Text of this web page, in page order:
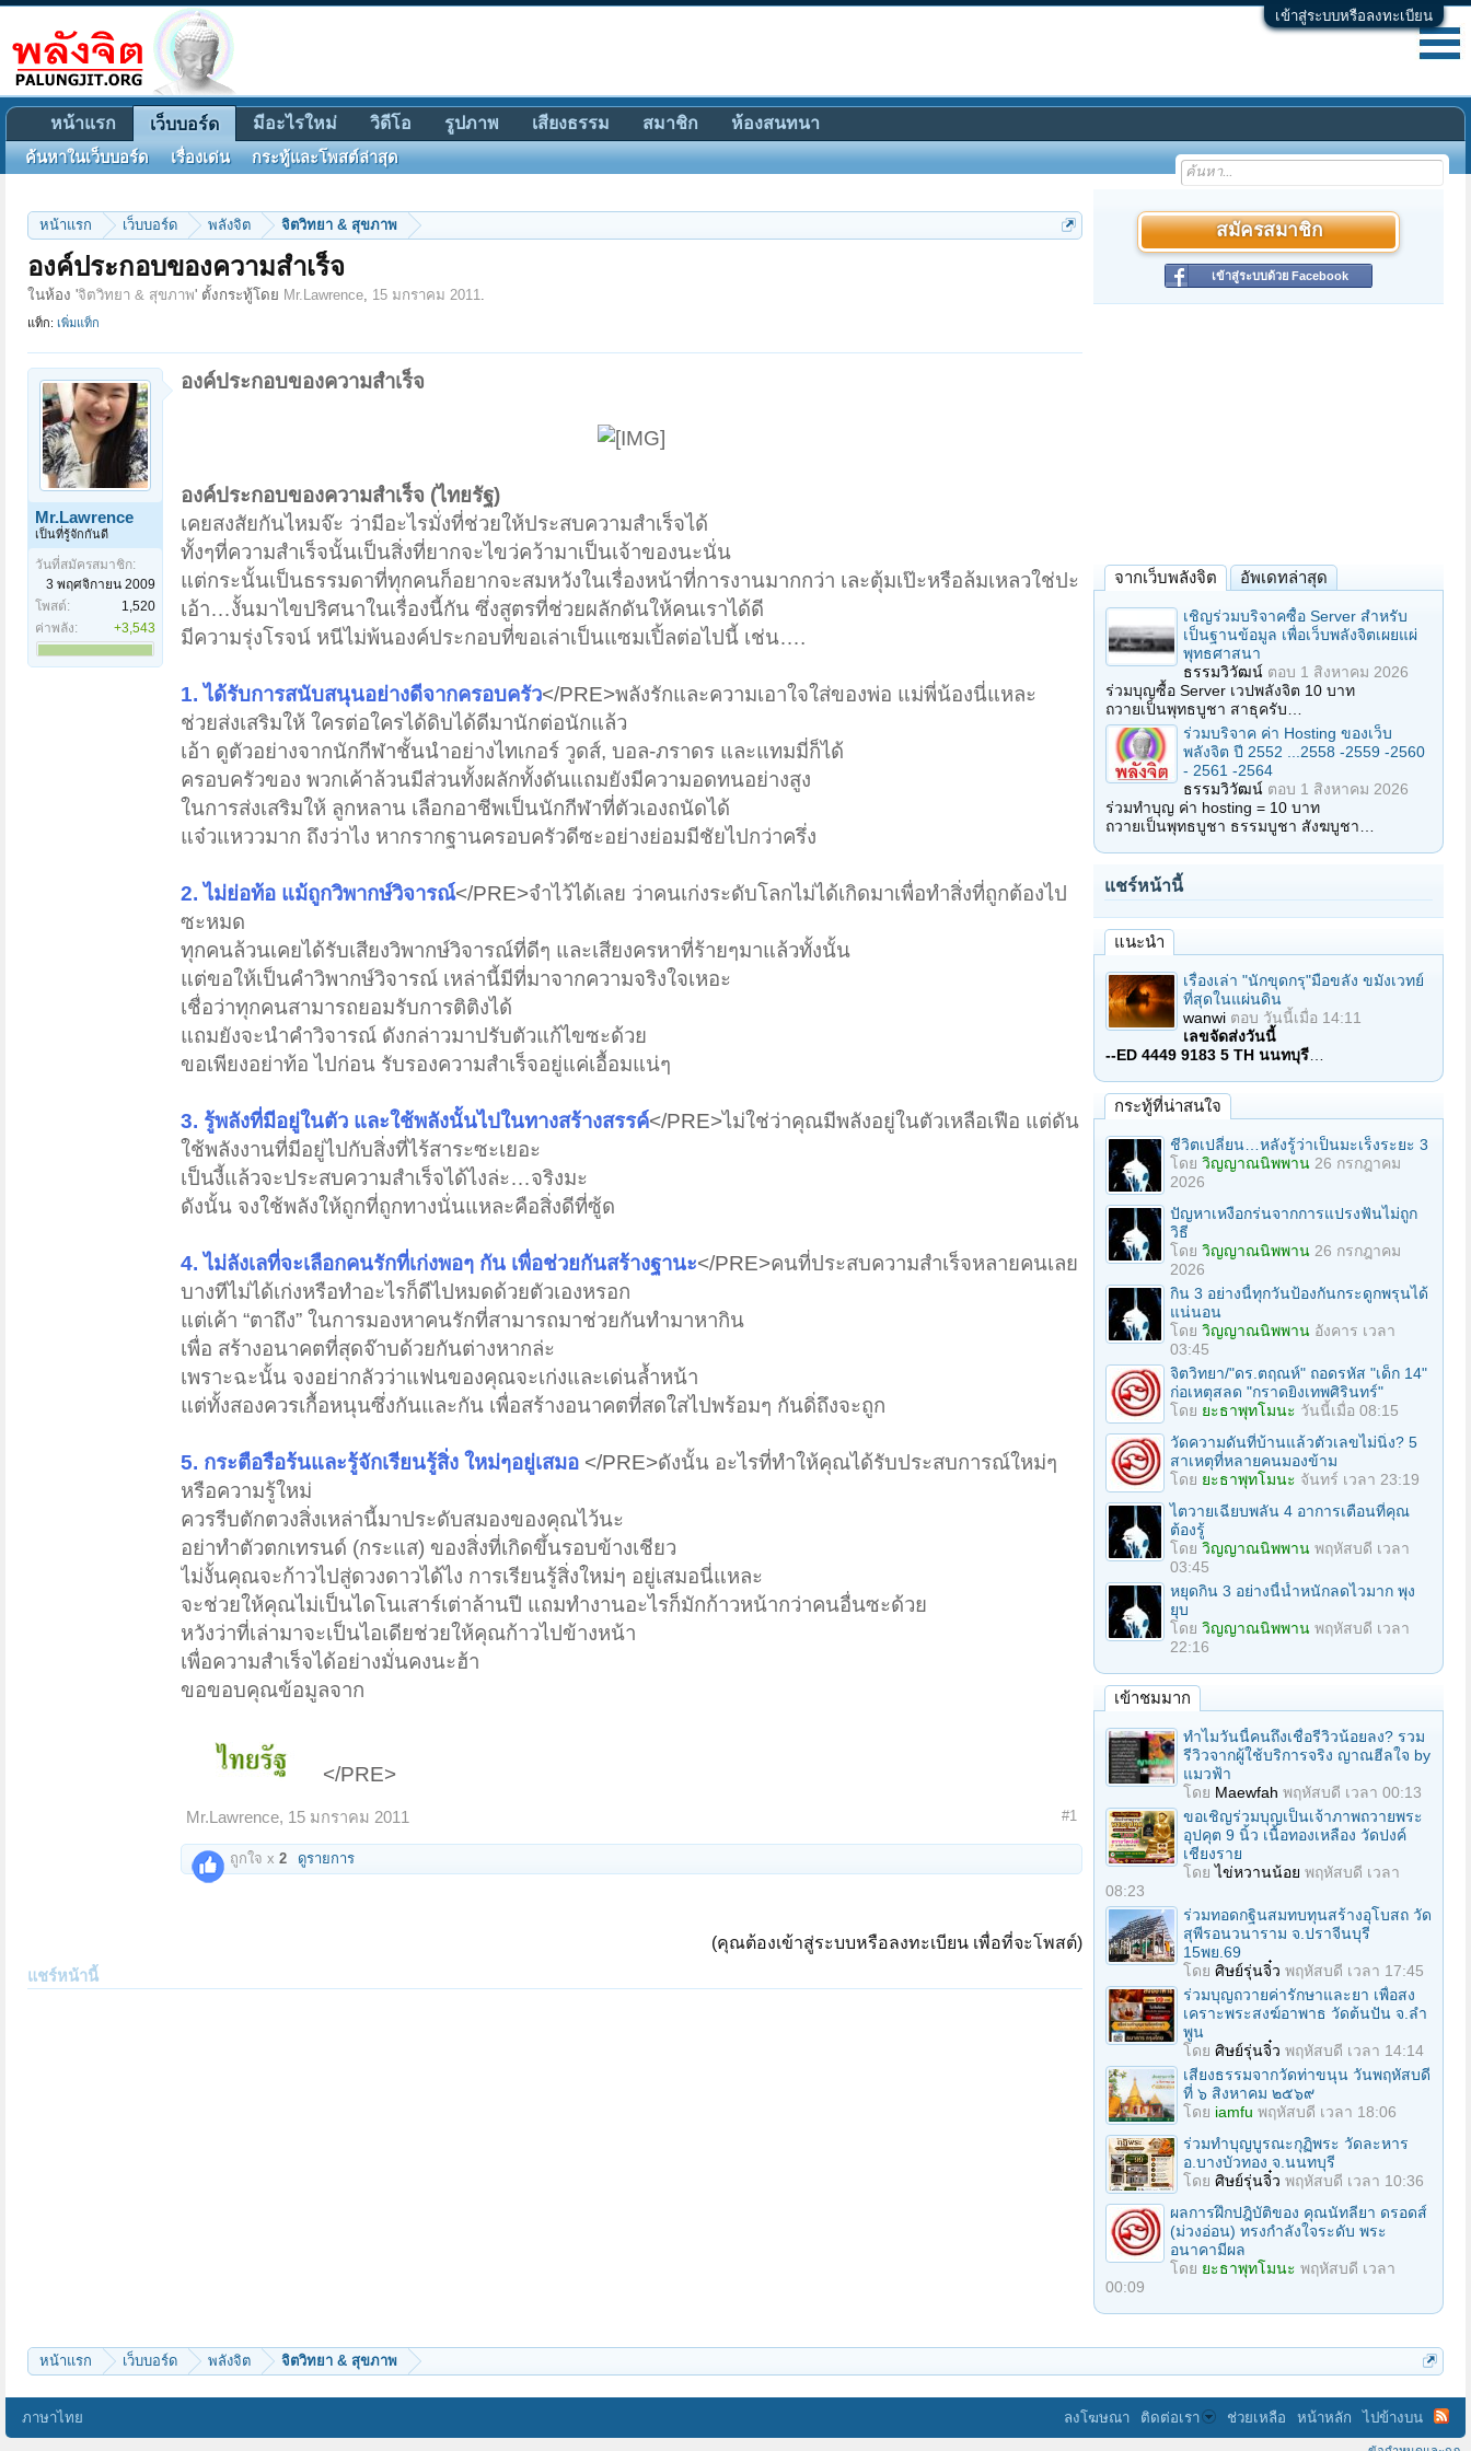
เข้าสู่ระบบหรือลงทะเบียน
หน้าแรก เว็บบอร์ด พลังจิต จิตวิทยา & สุขภาพ
องค์ประกอบของความสำเร็จ
ในห้อง 'จิตวิทยา & สุขภาพ' ตั้งกระทู้โดย Mr.Lawrence, 15 มกราคม 2011.
แท็ก: เพิ่มแท็ก
Mr.Lawrence
เป็นที่รู้จักกันดี
วันที่สมัครสมาชิก:
3 พฤศจิกายน 2009
โพสต์:
1,520
ค่าพลัง:
+3,543
องค์ประกอบของความสำเร็จ
องค์ประกอบของความสำเร็จ (ไทยรัฐ)
เคยสงสัยกันไหมจ๊ะ ว่ามีอะไรมั่งที่ช่วยให้ประสบความสำเร็จได้
ทั้งๆที่ความสำเร็จนั้นเป็นสิ่งที่ยากจะไขว่คว้ามาเป็นเจ้าของนะนั่น
แต่กระนั้นเป็นธรรมดาที่ทุกคนก็อยากจะสมหวังในเรื่องหน้าที่การงานมากกว่า เละตุ้มเป๊ะหรือล้มเหลวใช่ปะ
เอ้า…งั้นมาไขปริศนาในเรื่องนี้กัน ซึ่งสูตรที่ช่วยผลักดันให้คนเราได้ดี
มีความรุ่งโรจน์ หนีไม่พ้นองค์ประกอบที่ขอเล่าเป็นแซมเปิ้ลต่อไปนี้ เช่น….
1. ได้รับการสนับสนุนอย่างดีจากครอบครัว</PRE>พลังรักและความเอาใจใส่ของพ่อ แม่พี่น้องนี่แหละ
ช่วยส่งเสริมให้ ใครต่อใครได้ดิบได้ดีมานักต่อนักแล้ว
เอ้า ดูตัวอย่างจากนักกีฬาชั้นนำอย่างไทเกอร์ วูดส์, บอล-ภราดร และแทมมี่ก็ได้
ครอบครัวของ พวกเค้าล้วนมีส่วนทั้งผลักทั้งดันแถมยังมีความอดทนอย่างสูง
ในการส่งเสริมให้ ลูกหลาน เลือกอาชีพเป็นนักกีฬาที่ตัวเองถนัดได้
แจ๋วแหววมาก ถึงว่าไง หากรากฐานครอบครัวดีซะอย่างย่อมมีชัยไปกว่าครึ่ง
2. ไม่ย่อท้อ แม้ถูกวิพากษ์วิจารณ์</PRE>จำไว้ได้เลย ว่าคนเก่งระดับโลกไม่ได้เกิดมาเพื่อทำสิ่งที่ถูกต้องไป
ซะหมด
ทุกคนล้วนเคยได้รับเสียงวิพากษ์วิจารณ์ที่ดีๆ และเสียงครหาที่ร้ายๆมาแล้วทั้งนั้น
แต่ขอให้เป็นคำวิพากษ์วิจารณ์ เหล่านี้มีที่มาจากความจริงใจเหอะ
เชื่อว่าทุกคนสามารถยอมรับการติติงได้
แถมยังจะนำคำวิจารณ์ ดังกล่าวมาปรับตัวแก้ไขซะด้วย
ขอเพียงอย่าท้อ ไปก่อน รับรองความสำเร็จอยู่แค่เอื้อมแน่ๆ
3. รู้พลังที่มีอยู่ในตัว และใช้พลังนั้นไปในทางสร้างสรรค์</PRE>ไม่ใช่ว่าคุณมีพลังอยู่ในตัวเหลือเฟือ แต่ดัน
ใช้พลังงานที่มีอยู่ไปกับสิ่งที่ไร้สาระซะเยอะ
เป็นงี้แล้วจะประสบความสำเร็จได้ไงล่ะ…จริงมะ
ดังนั้น จงใช้พลังให้ถูกที่ถูกทางนั่นแหละคือสิ่งดีที่ซู้ด
4. ไม่ลังเลที่จะเลือกคนรักที่เก่งพอๆ กัน เพื่อช่วยกันสร้างฐานะ</PRE>คนที่ประสบความสำเร็จหลายคนเลย
บางทีไม่ได้เก่งหรือทำอะไรก็ดีไปหมดด้วยตัวเองหรอก
แต่เค้า “ตาถึง” ในการมองหาคนรักที่สามารถมาช่วยกันทำมาหากิน
เพื่อ สร้างอนาคตที่สุดจ๊าบด้วยกันต่างหากล่ะ
เพราะฉะนั้น จงอย่ากลัวว่าแฟนของคุณจะเก่งและเด่นล้ำหน้า
แต่ทั้งสองควรเกื้อหนุนซึ่งกันและกัน เพื่อสร้างอนาคตที่สดใสไปพร้อมๆ กันดิ่ถึงจะถูก
5. กระตือรือร้นและรู้จักเรียนรู้สิ่ง ใหม่ๆอยู่เสมอ </PRE>ดังนั้น อะไรที่ทำให้คุณได้รับประสบการณ์ใหม่ๆ
หรือความรู้ใหม่
ควรรีบตักตวงสิ่งเหล่านี้มาประดับสมองของคุณไว้นะ
อย่าทำตัวตกเทรนด์ (กระแส) ของสิ่งที่เกิดขึ้นรอบข้างเชียว
ไม่งั้นคุณจะก้าวไปสู่ดวงดาวได้ไง การเรียนรู้สิ่งใหม่ๆ อยู่เสมอนี่แหละ
จะช่วยให้คุณไม่เป็นไดโนเสาร์เต่าล้านปี แถมทำงานอะไรก็มักก้าวหน้ากว่าคนอื่นซะด้วย
หวังว่าที่เล่ามาจะเป็นไอเดียช่วยให้คุณก้าวไปข้างหน้า
เพื่อความสำเร็จได้อย่างมั่นคงนะฮ้า
ขอขอบคุณข้อมูลจาก
</PRE>
Mr.Lawrence, 15 มกราคม 2011 #1
ถูกใจ x 2 ดูรายการ
(คุณต้องเข้าสู่ระบบหรือลงทะเบียน เพื่อที่จะโพสต์)
แชร์หน้านี้
สมัครสมาชิก
เข้าสู่ระบบด้วย Facebook
จากเว็บพลังจิต อัพเดทล่าสุด
เชิญร่วมบริจาคซื้อ Server สำหรับ
เป็นฐานข้อมูล เพื่อเว็บพลังจิตเผยแผ่
พุทธศาสนา
ธรรมวิวัฒน์ ตอบ 1 สิงหาคม 2026
ร่วมบุญซื้อ Server เวปพลังจิต 10 บาท
ถวายเป็นพุทธบูชา สาธุครับ…
ร่วมบริจาค ค่า Hosting ของเว็บ
พลังจิต ปี 2552 ...2558 -2559 -2560
- 2561 -2564
ธรรมวิวัฒน์ ตอบ 1 สิงหาคม 2026
ร่วมทำบุญ ค่า hosting = 10 บาท
ถวายเป็นพุทธบูชา ธรรมบูชา สังฆบูชา…
แชร์หน้านี้
แนะนำ
เรื่องเล่า "นักขุดกรุ"มือขลัง ขมังเวทย์
ที่สุดในแผ่นดิน
wanwi ตอบ วันนี้เมื่อ 14:11
เลขจัดส่งวันนี้
--ED 4449 9183 5 TH นนทบุรี
กระทู้ที่น่าสนใจ
ชีวิตเปลี่ยน…หลังรู้ว่าเป็นมะเร็งระยะ 3
โดย วิญญาณนิพพาน 26 กรกฎาคม
2026
ปัญหาเหงือกร่นจากการแปรงฟันไม่ถูก
วิธี
โดย วิญญาณนิพพาน 26 กรกฎาคม
2026
กิน 3 อย่างนี้ทุกวันป้องกันกระดูกพรุนได้
แน่นอน
โดย วิญญาณนิพพาน อังคาร เวลา
03:45
จิตวิทยา/"ดร.ตฤณห์" ถอดรหัส "เด็ก 14"
ก่อเหตุสลด "กราดยิงเทพศิรินทร์"
โดย ยะธาพุทโมนะ วันนี้เมื่อ 08:15
วัดความดันที่บ้านแล้วตัวเลขไม่นิ่ง? 5
สาเหตุที่หลายคนมองข้าม
โดย ยะธาพุทโมนะ จันทร์ เวลา 23:19
ไตวายเฉียบพลัน 4 อาการเตือนที่คุณ
ต้องรู้
โดย วิญญาณนิพพาน พฤหัสบดี เวลา
03:45
หยุดกิน 3 อย่างนี้น้ำหนักลดไวมาก พุง
ยุบ
โดย วิญญาณนิพพาน พฤหัสบดี เวลา
22:16
เข้าชมมาก
ทำไมวันนี้คนถึงเชื่อรีวิวน้อยลง? รวม
รีวิวจากผู้ใช้บริการจริง ญาณฮีลใจ by
แมวฟ้า
โดย Maewfah พฤหัสบดี เวลา 00:13
ขอเชิญร่วมบุญเป็นเจ้าภาพถวายพระ
อุปคุต 9 นิ้ว เนื้อทองเหลือง วัดปงค์
เชียงราย
โดยไข่หวานน้อย พฤหัสบดี เวลา
08:23
ร่วมทอดกฐินสมทบทุนสร้างอุโบสถ วัด
สุพีรอนวนาราม จ.ปราจีนบุรี
15พย.69
โดย ศิษย์รุ่นจิ๋ว พฤหัสบดี เวลา 17:45
ร่วมบุญถวายค่ารักษาและยา เพื่อสง
เคราะพระสงฆ์อาพาธ วัดต้นปัน จ.ลํา
พูน
โดย ศิษย์รุ่นจิ๋ว พฤหัสบดี เวลา 14:14
เสียงธรรมจากวัดท่าขนุน วันพฤหัสบดี
ที่ ๖ สิงหาคม ๒๕๖๙
โดย iamfu พฤหัสบดี เวลา 18:06
ร่วมทําบุญบูรณะกุฏิพระ วัดละหาร
อ.บางบัวทอง จ.นนทบุรี
โดย ศิษย์รุ่นจิ๋ว พฤหัสบดี เวลา 10:36
ผลการฝึกปฎิบัติของ คุณนัทลียา ดรอดส์
(ม่วงอ่อน) ทรงกำลังใจระดับ พระ
อนาคามีผล
โดย ยะธาพุทโมนะ พฤหัสบดี เวลา
00:09
หน้าแรก เว็บบอร์ด พลังจิต จิตวิทยา & สุขภาพ
หน้าแรก เว็บบอร์ด
ค้นหาในเว็บบอร์ด เรื่องเด่น กระทู้และโพสต์ล่าสุด
มีอะไรใหม่ วิดีโอ รูปภาพ เสียงธรรม สมาชิก ห้องสนทนา
ภาษาไทย ลงโฆษณา ติดต่อเรา ช่วยเหลือ หน้าหลัก ไปข้างบน